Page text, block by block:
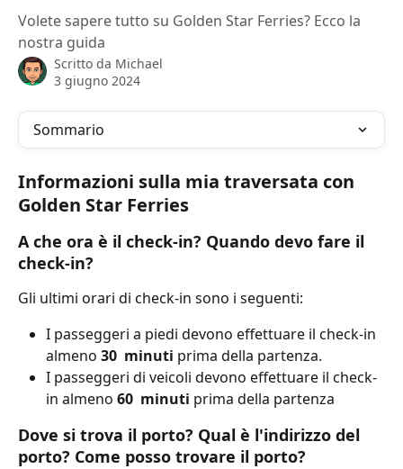
Volete sapere tutto su Golden Star Ferries? Ecco la
nostra guida
Scritto da Michael
3 giugno 2024
Sommario
Informazioni sulla mia traversata con
Golden Star Ferries
A che ora è il check-in? Quando devo fare il
check-in?
Gli ultimi orari di check-in sono i seguenti:
I passeggeri a piedi devono effettuare il check-in
almeno 30 minuti prima della partenza.
I passeggeri di veicoli devono effettuare il check-
in almeno 60 minuti prima della partenza
Dove si trova il porto? Qual è l'indirizzo del
porto? Come posso trovare il porto?